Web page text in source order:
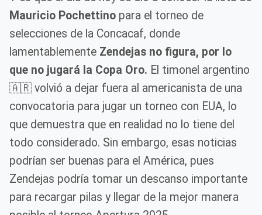
Mauricio Pochettino para el torneo de
selecciones de la Concacaf, donde
lamentablemente Zendejas no figura, por lo
que no jugará la Copa Oro. El timonel argentino
🇦🇷 volvió a dejar fuera al americanista de una
convocatoria para jugar un torneo con EUA, lo
que demuestra que en realidad no lo tiene del
todo considerado. Sin embargo, esas noticias
podrían ser buenas para el América, pues
Zendejas podría tomar un descanso importante
para recargar pilas y llegar de la mejor manera